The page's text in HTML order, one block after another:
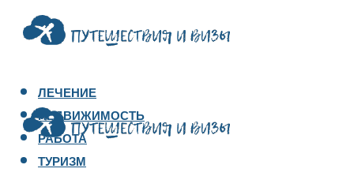
ЛЕЧЕНИЕ
НЕДВИЖИМОСТЬ
РАБОТА
ТУРИЗМ